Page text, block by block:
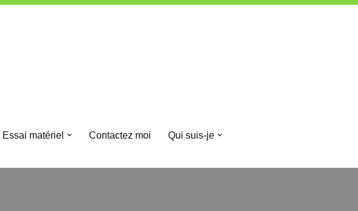
Essai matériel Contactez moi Qui suis-je